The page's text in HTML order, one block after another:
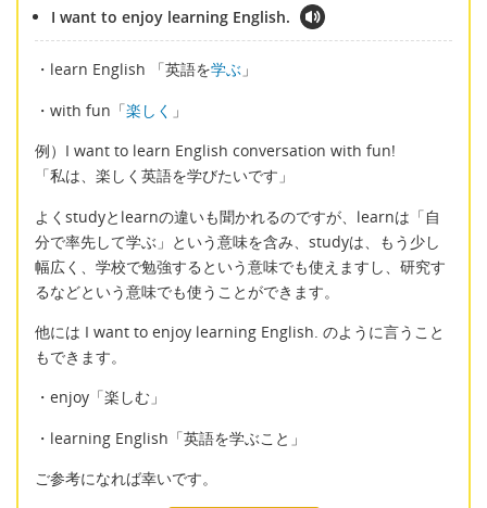
I want to enjoy learning English.
・learn English 「英語を学ぶ 」
・with fun「楽しく 」
例）I want to learn English conversation with fun!
「私は、楽しく英語を学びたいです」
よくstudyとlearnの違いも聞かれるのですが、learnは「自
分で率先して学ぶ」という意味を含み、studyは、もう少し
幅広く、学校で勉強するという意味でも使えますし、研究す
るなどという意味でも使うことができます。
他には I want to enjoy learning English. のように言うこと
もできます。
・enjoy「楽しむ」
・learning English「英語を学ぶこと」
ご参考になれば幸いです。